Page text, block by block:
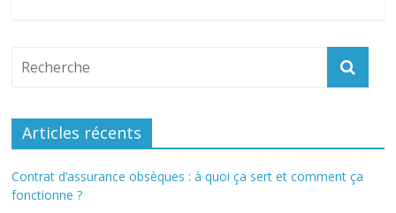
Articles récents
Contrat d’assurance obsèques : à quoi ça sert et comment ça
fonctionne ?